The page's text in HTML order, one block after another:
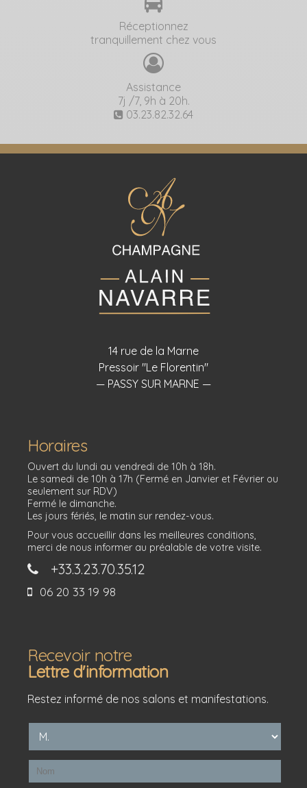
Réceptionnez
tranquillement chez vous
Assistance
7j /7, 9h à 20h.
03.23.82.32.64
14 rue de la Marne
Pressoir "Le Florentin"
— PASSY SUR MARNE —
Horaires
Ouvert du lundi au vendredi de 10h à 18h.
Le samedi de 10h à 17h (Fermé en Janvier et Février ou
seulement sur RDV)
Fermé le dimanche.
Les jours fériés, le matin sur rendez-vous.
Pour vous accueillir dans les meilleures conditions,
merci de nous informer au préalable de votre visite.
+33.3.23.70.35.12
06 20 33 19 98
Recevoir notre
Lettre d'information
Restez informé de nos salons et manifestations.